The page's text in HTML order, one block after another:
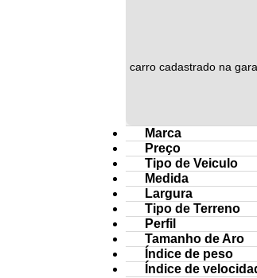
encontramos nenhum carro cadastrado na
Marca
Preço
Tipo de Veiculo
Medida
Largura
Tipo de Terreno
Perfil
Tamanho de Aro
Índice de peso
Índice de